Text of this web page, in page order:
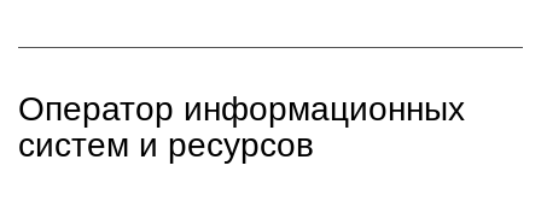
Оператор информационных
систем и ресурсов